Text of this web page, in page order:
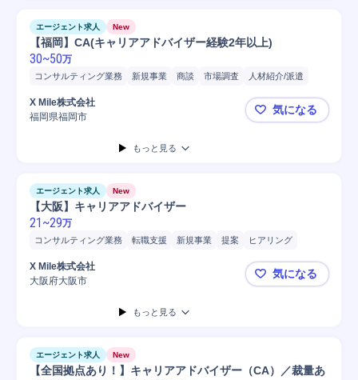
エージェント求人 New
【福岡】CA(キャリアアドバイザー経験2年以上)
30~50万
コンサルティング業務 新規事業 商談 市場調査
人材紹介/派遣
人材紹介
中途採用
X Mile株式会社
福岡県福岡市
【福岡】
気になる
もっと見る
エージェント求人 New
【大阪】キャリアアドバイザー
21 ~29万
コンサルティング業務 転職支援 新規事業 提案
ヒアリング
コンサルタント
Microsoft Word
マネージャー PC
X Mile株式会社
大阪府大阪市
【大阪】キ
気になる
もっと見る
エージェント求人 New
【全国拠点あり！】キャリアアドバイザー（CA）／裁量あ